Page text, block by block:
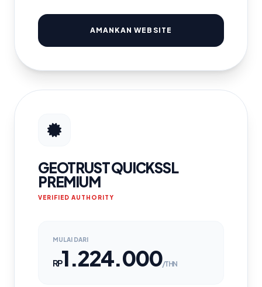
AMANKAN WEBSITE
GEOTRUST QUICKSSL
PREMIUM
VERIFIED AUTHORITY
MULAI DARI
RP1.224.000/THN